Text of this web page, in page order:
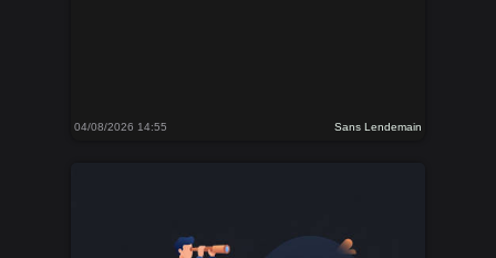
04/08/2026 14:55 Sans Lendemain